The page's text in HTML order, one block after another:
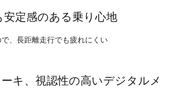
定感のある乗り心地
、長距離走行でも疲れにくい
キ、視認性の高いデジタルメ